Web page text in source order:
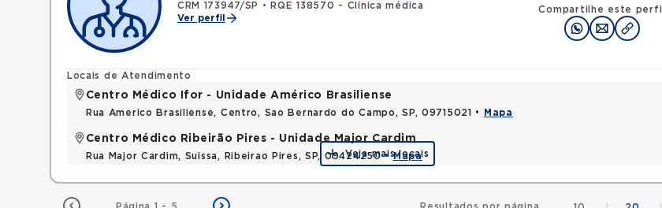
CRM 173947/SP
•
RQE 138570 - Clínica médica
Ver perfil
Compartilhe este perfil
Locais de Atendimento
Centro Médico Ifor - Unidade Américo Brasiliense
Rua Americo Brasiliense, Centro, Sao Bernardo do Campo, SP, 09715021 • Mapa
Centro Médico Ribeirão Pires - Unidade Major Cardim
Rua Major Cardim, Suissa, Ribeirao Pires, SP, 09424250 •Mapa
Veja mais locais